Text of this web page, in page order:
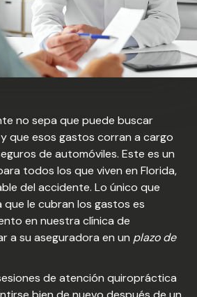
no sepa que puede buscar
que esos gastos corran a cargo
de automóviles. Este es un
todos los que viven en Florida,
del accidente. Lo único que
le cubran los gastos es
en nuestra clínica de
a su aseguradora en un plazo de
de atención quiropráctica